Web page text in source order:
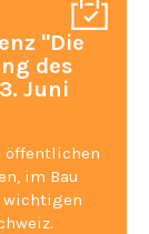
"Die
des
Juni
öffentlichen
im Bau
wichtigen